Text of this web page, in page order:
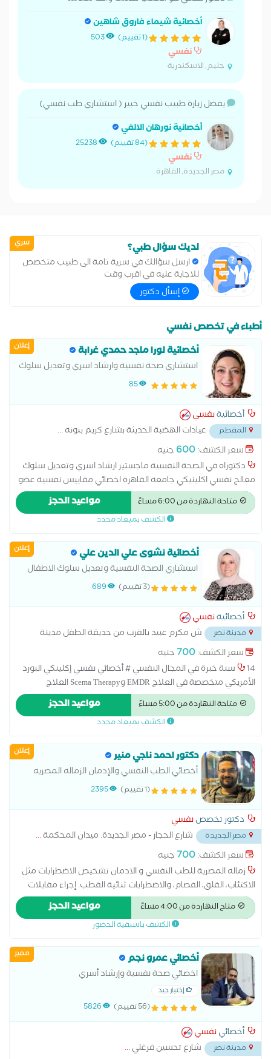
أخصائية شيماء فاروق شاهين
(1 تقييم) 503
نفسي
جليم, الاسكندرية
يفضل زيارة طبيب نفسي خبير ( استشاري طب نفسي)
أخصائية نورهان الالفي
(84 تقييم) 25238
نفسي
مصر الجديدة, القاهرة
سري لديك سؤال طبي؟
ارسل سؤالك في سرية تامة الى طبيب متخصص
للاجابة عليه في اقرب وقت
إسأل دكتور
أطباء في تخصص نفسي
إعلان أخصائية لورا ماجد حمدي غرابة
استشاري صحة نفسية وارشاد اسري وتعديل سلوك
معالج نفسي اكلينيكي
85
أخصائيةنفسي
المقطم عيادات الهضبة الحديثة بشارع كريم بنونه...
سعر الكشف:600 جنيه
دكتوراه في الصحة النفسية ماجستير ارشاد اسري وتعديل سلوك
معالج نفسي اكلينيكي جامعه القاهرة اخصائي مقاييس نفسية عضو
بالصحة النفسية المصرية عضو باتحاد المعالجين العرب نائب رئيس
قسم الصحة النفسية بجريدة الخرم المصري نيوز
متاحة النهاردة من 6:00 مساءً مواعيد الحجز
الكشف بميعاد محدد
إعلان أخصائية نشوى علي الدين علي
استشاري الصحة النفسية وتعديل سلوك الاطفال
والمراهقين (3 تقييم) 689
أخصائيةنفسي
مدينة نصر
ش مكرم عبيد بالقرب من حديقة الطفل مدينة
نصر...سعر الكشف:700 جنيه
14 سنة خبرة في المجال النفسي # أخصائي نفسي إكلينكي البورد
الأمريكي متخصصة في العلاج EMDR وScema Therapy العلاج
بالمخططات المعرفية والعلاج النفسي السلوكي والسلوكي المعرفي
و DBT ماجستير مهني في الصحة النفسية المتكاملة # اخصائي
تعديل سلوك وتنمية مهارات للأطفال والمراهقين #مدربة معتمدة
#عضو التحالف العربي لخبراء العلاج النفسي #مدرب معتمد من
شركة تميز للتطوير والتدريب المؤسسي # دبلوم صعوبات التعلم
وتعديل وإدارة السلوك # دبلوم الإرشاد الأسري والنفسي # دبلوم
إعداد مدرب نفسي للأطفال # دبلوم التربية الخاصة # دبلوم
المقاييس النفسية # دبلوم علم النفس الإكلينكي #ماجستير مهني
في الصحة النفسية #دكتوراه مهنية في إدارة الموارد البشرية
متاحة النهاردة من 5:00 مساءً مواعيد الحجز
الكشف بميعاد محدد
إعلان دكتور احمد ناجي منير
أخصائي الطب النفسي والإدمان الزماله المصريه
للطب النفسي والإدمان
(1 تقييم) 2395
دكتور تخصصنفسي
مصر الجديدة شارع الحجاز - مصر الجديدة. ميدان المحكمة...
سعر الكشف:700 جنيه
زماله المصرية للطب النفسي و الادمان تشخيص الاضطرابات مثل
الاكتئاب، القلق، الفصام، والاضطرابات ثنائية القطب. إجراء مقابلات
نفسية واستخدام مقاييس تقييم متخصصة. التمييز بين الحالات
النفسية والحالات العضوية ذات الأعراض المشابهة
متاح النهاردة من 4:00 مساءً مواعيد الحجز
الكشف باسبقية الحضور
مميز أخصائي عمرو نجم
اخصائي صحة نفسية وإرشاد أسري
إختيار جيد
(56 تقييم) 5826
أخصائينفسي
مدينة نصر شارع تحسين فرغلي...